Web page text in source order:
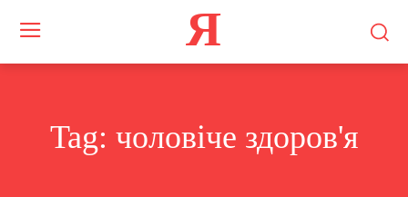
Я
Tag: чоловіче здоров'я